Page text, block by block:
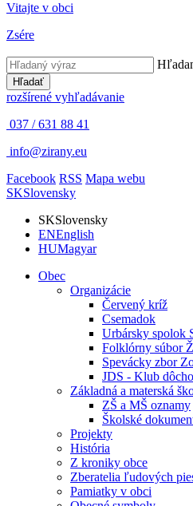
Vitajte v obci
Zsére
Hľadať
rozšírené vyhľadávanie
037 / 631 88 41
info@zirany.eu
Facebook RSS Mapa webu
SKSlovensky
SKSlovensky
ENEnglish
HUMagyar
Obec
Organizácie
Červený kríž
Csemadok
Urbársky spolok
Folklórny súbor
Spevácky zbor
JDS - Klub
Základná a materská
ZŠ a MŠ oznamy
Školské
Projekty
História
Z kroniky obce
Zberatelia ľudových
Pamiatky v obci